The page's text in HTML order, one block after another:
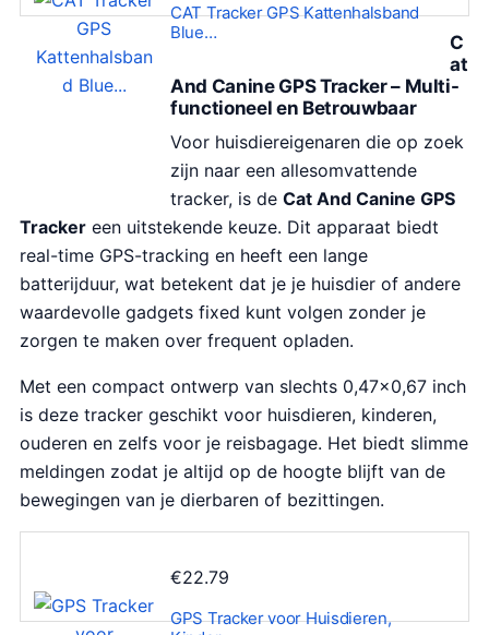
CAT Tracker GPS Kattenhalsband
Blue…
C
at
And Canine GPS Tracker – Multi-
functioneel en Betrouwbaar
Voor huisdiereigenaren die op zoek
zijn naar een allesomvattende
tracker, is de Cat And Canine GPS
Tracker een uitstekende keuze. Dit apparaat biedt
real-time GPS-tracking en heeft een lange
batterijduur, wat betekent dat je je huisdier of andere
waardevolle gadgets fixed kunt volgen zonder je
zorgen te maken over frequent opladen.
Met een compact ontwerp van slechts 0,47×0,67 inch
is deze tracker geschikt voor huisdieren, kinderen,
ouderen en zelfs voor je reisbagage. Het biedt slimme
meldingen zodat je altijd op de hoogte blijft van de
bewegingen van je dierbaren of bezittingen.
€22.79
GPS Tracker voor Huisdieren,